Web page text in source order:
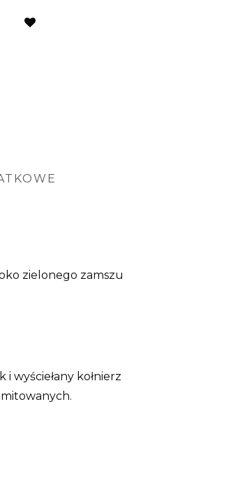
zielonego zamszu
wyściełany kołnierz